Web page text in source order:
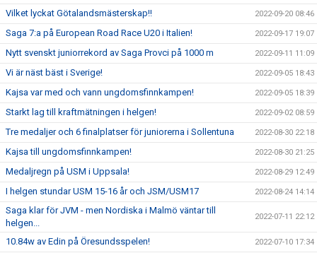
Vilket lyckat Götalandsmästerskap!! 2022-09-20 08:46
Saga 7:a på European Road Race U20 i Italien! 2022-09-17 19:07
Nytt svenskt juniorrekord av Saga Provci på 1000 m 2022-09-11 11:09
Vi är näst bäst i Sverige! 2022-09-05 18:43
Kajsa var med och vann ungdomsfinnkampen! 2022-09-05 18:39
Starkt lag till kraftmätningen i helgen! 2022-09-02 08:59
Tre medaljer och 6 finalplatser för juniorerna i Sollentuna 2022-08-30 22:18
Kajsa till ungdomsfinnkampen! 2022-08-30 21:25
Medaljregn på USM i Uppsala! 2022-08-29 12:49
I helgen stundar USM 15-16 år och JSM/USM17 2022-08-24 14:14
Saga klar för JVM - men Nordiska i Malmö väntar till
helgen...
2022-07-11 22:12
10.84w av Edin på Öresundsspelen! 2022-07-10 17:34